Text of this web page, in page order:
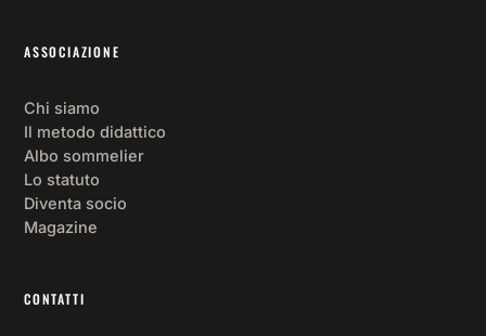
ASSOCIAZIONE
Chi siamo
Il metodo didattico
Albo sommelier
Lo statuto
Diventa socio
Magazine
CONTATTI